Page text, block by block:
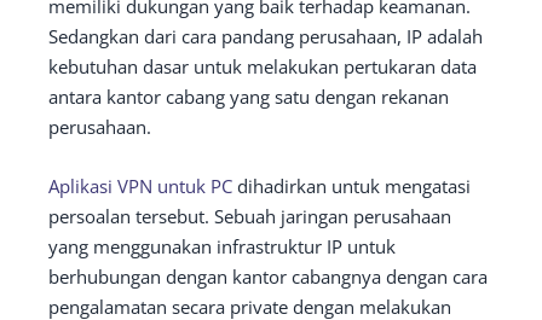
memiliki dukungan yang baik terhadap keamanan.
Sedangkan dari cara pandang perusahaan, IP adalah
kebutuhan dasar untuk melakukan pertukaran data
antara kantor cabang yang satu dengan rekanan
perusahaan.
Aplikasi VPN untuk PC dihadirkan untuk mengatasi
persoalan tersebut. Sebuah jaringan perusahaan
yang menggunakan infrastruktur IP untuk
berhubungan dengan kantor cabangnya dengan cara
pengalamatan secara private dengan melakukan